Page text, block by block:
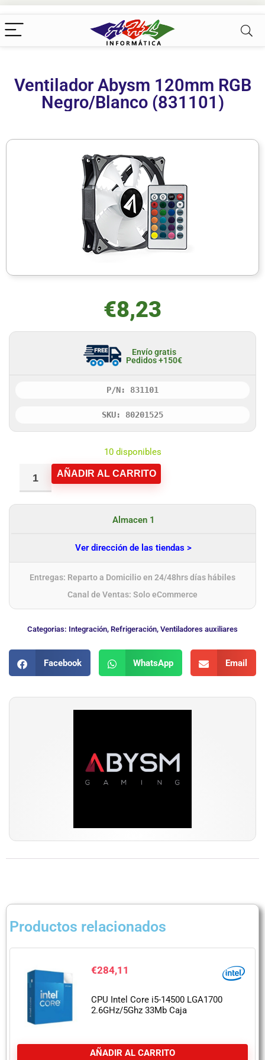
Ventilador Abysm 120mm RGB
Negro/Blanco (831101)
€8,23
Envío gratis
Pedidos +150€
P/N: 831101
SKU: 80201525
10 disponibles
AÑADIR AL CARRITO
Almacen 1
Ver dirección de las tiendas >
Entregas: Reparto a Domicilio en 24/48hrs días hábiles
Canal de Ventas: Solo eCommerce
Categorias: Integración, Refrigeración, Ventiladores auxiliares
Facebook WhatsApp Email
Productos relacionados
€284,11
CPU Intel Core i5-14500 LGA1700
2.6GHz/5Ghz 33Mb Caja
AÑADIR AL CARRITO